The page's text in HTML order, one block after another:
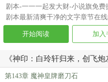
剧本-一一一起发大财-小说旗免
剧本最新清爽干净的文字章节在
开始阅读 加入
《神印：白玲轩归来，创飞
第143章 魔神皇牌磨刀石